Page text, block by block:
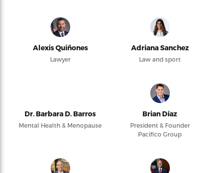
Alexis Quiñones
Lawyer
Adriana Sanchez
Law and sport
Dr. Barbara D. Barros
Mental Health & Menopause
Brian Díaz
President & Founder
Pacifico Group